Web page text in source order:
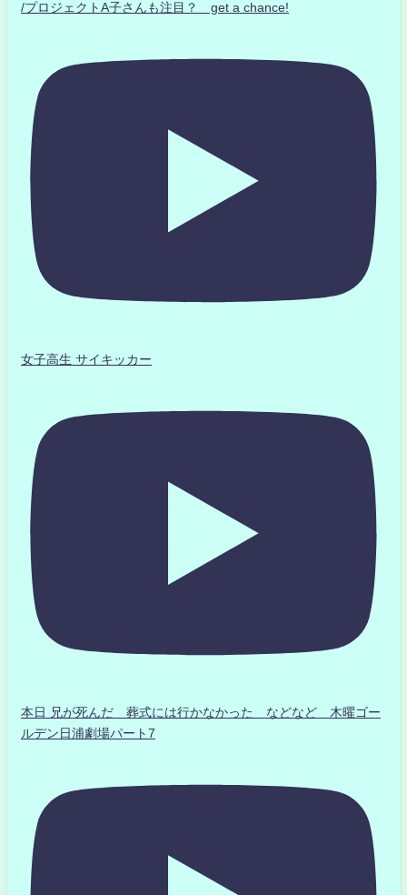
/プロジェクトA子さんも注目？ get a chance!
女子高生 サイキッカー
本日 兄が死んだ 葬式には行かなかった などなど 木曜ゴー
ルデン日浦劇場パート7